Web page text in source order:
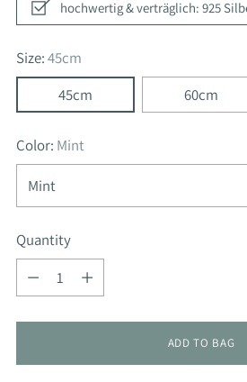
hochwertig & verträglich: 925
Size:45cm
45cm
60cm
Color: Mint
Quantity
Quantity
ADD TO BAG